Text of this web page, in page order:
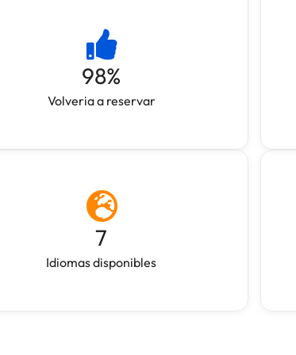
98%
Volveria a reservar
7
Idiomas disponibles